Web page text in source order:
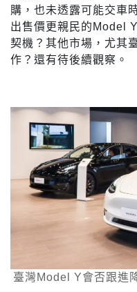
購，也未透露可能交車
出售價更親民的Model
契機？其他市場，尤其
作？還有待後續觀察。
臺灣Model Y會否跟進